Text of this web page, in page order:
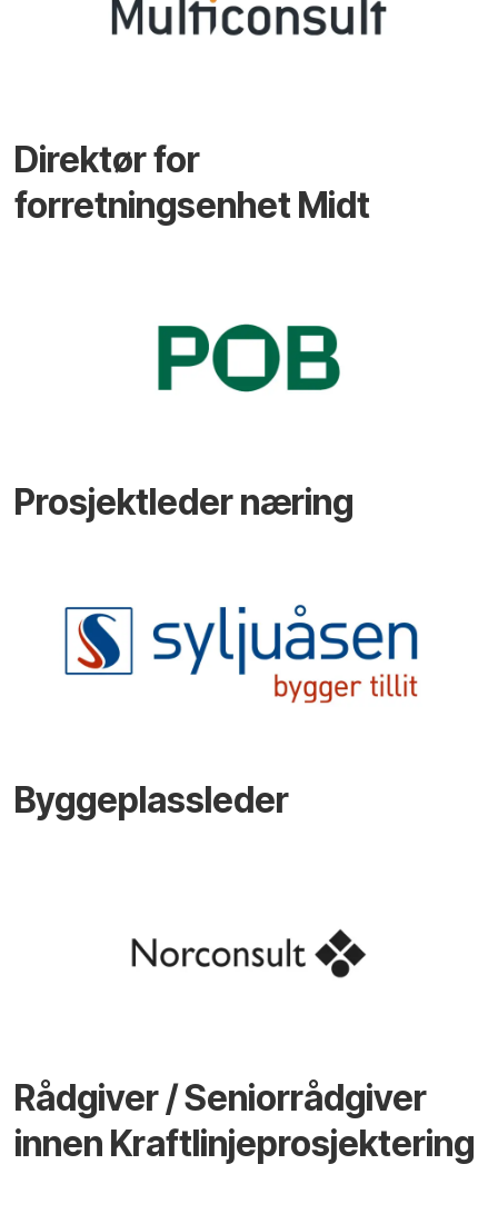
Direktør for
forretningsenhet Midt
Prosjektleder næring
Byggeplassleder
Rådgiver / Seniorrådgiver
innen Kraftlinjeprosjektering